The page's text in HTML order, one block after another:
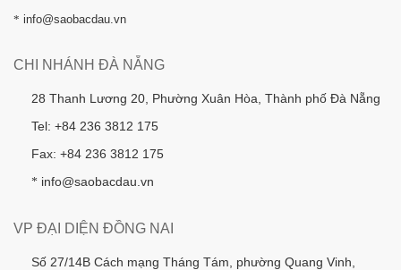
* info@saobacdau.vn
CHI NHÁNH ĐÀ NẴNG
28 Thanh Lương 20, Phường Xuân Hòa, Thành phố Đà Nẵng
Tel: +84 236 3812 175
Fax: +84 236 3812 175
* info@saobacdau.vn
VP ĐẠI DIỆN ĐỒNG NAI
Số 27/14B Cách mạng Tháng Tám, phường Quang Vinh,